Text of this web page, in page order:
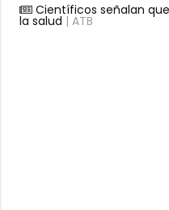
Científicos señalan
la salud | ATB